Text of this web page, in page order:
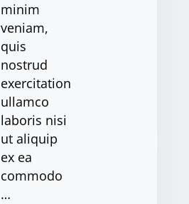
minim
veniam,
quis
nostrud
exercitation
ullamco
laboris nisi
ut aliquip
ex ea
commodo
…